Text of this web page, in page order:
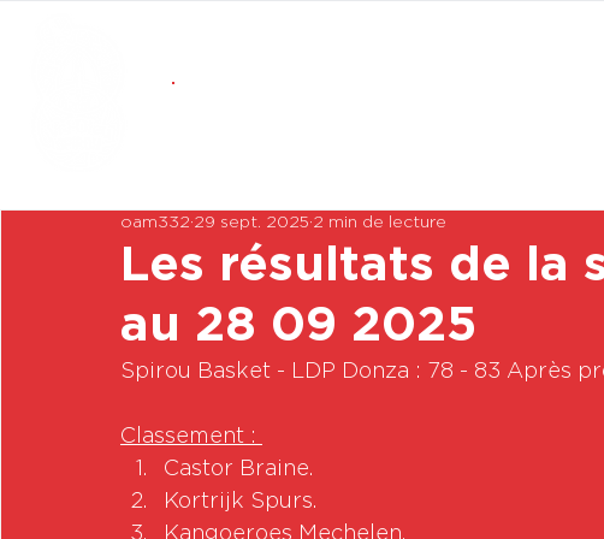
Les résultats de la
au 28 09 2025
oam332 29 sept. 2025 2 min de lecture
Spirou Basket - LDP Donza : 78 - 83 Après
Classement :
Castor Braine.
Kortrijk Spurs.
Kangoeroes Mechelen.